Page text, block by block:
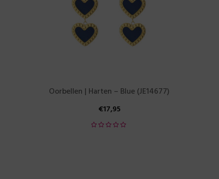
Oorbellen | Harten – Blue (JE14677)
€17,95